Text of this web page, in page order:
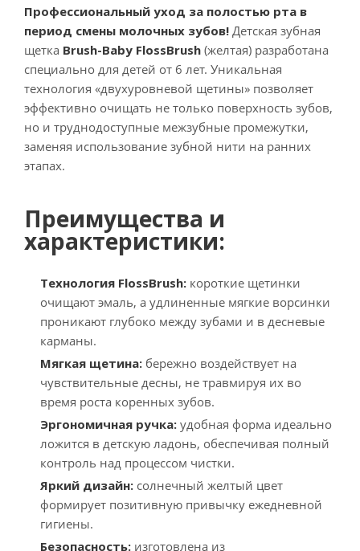
Профессиональный уход за полостью рта в
период смены молочных зубов! Детская зубная
щетка Brush-Baby FlossBrush (желтая) разработана
специально для детей от 6 лет. Уникальная
технология «двухуровневой щетины» позволяет
эффективно очищать не только поверхность зубов,
но и труднодоступные межзубные промежутки,
заменяя использование зубной нити на ранних
этапах.
Преимущества и
характеристики:
Технология FlossBrush: короткие щетинки
очищают эмаль, а удлиненные мягкие ворсинки
проникают глубоко между зубами и в десневые
карманы.
Мягкая щетина: бережно воздействует на
чувствительные десны, не травмируя их во
время роста коренных зубов.
Эргономичная ручка: удобная форма идеально
ложится в детскую ладонь, обеспечивая полный
контроль над процессом чистки.
Яркий дизайн: солнечный желтый цвет
формирует позитивную привычку ежедневной
гигиены.
Безопасность: изготовлена из